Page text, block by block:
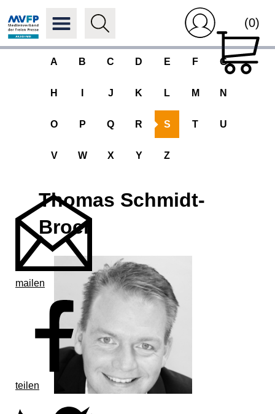
(0)
A B C D E F G
H J K L M N
O P Q R S T U
V W X Y Z
mailen
teilen
Thomas Schmidt-
Broer